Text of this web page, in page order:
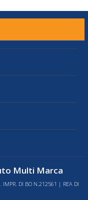
Multi Marca
DI BO N.212561 | REA DI